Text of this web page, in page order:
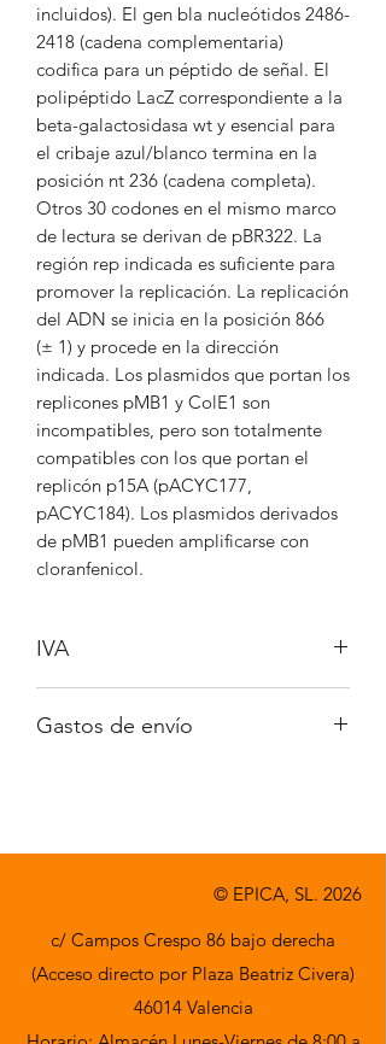
incluidos). El gen bla nucleótidos 2486-
2418 (cadena complementaria)
codifica para un péptido de señal. El
polipéptido LacZ correspondiente a la
beta-galactosidasa wt y esencial para
el cribaje azul/blanco termina en la
posición nt 236 (cadena completa).
Otros 30 codones en el mismo marco
de lectura se derivan de pBR322. La
región rep indicada es suficiente para
promover la replicación. La replicación
del ADN se inicia en la posición 866
(± 1) y procede en la dirección
indicada. Los plasmidos que portan los
replicones pMB1 y ColE1 son
incompatibles, pero son totalmente
compatibles con los que portan el
replicón p15A (pACYC177,
pACYC184). Los plasmidos derivados
de pMB1 pueden amplificarse con
cloranfenicol.
IVA
Gastos de envío
© EPICA, SL. 2026
c/ Campos Crespo 86 bajo derecha
(Acceso directo por Plaza Beatriz Civera)
46014 Valencia